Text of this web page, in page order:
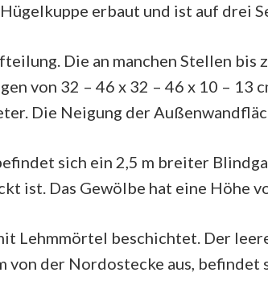
erbaut und ist auf drei
Die an manchen Stellen
von 32 – 46 x 32 – 46 x 10 – 13
Die Neigung der
sich ein 2,5 m breiter
ist. Das Gewölbe hat eine Höhe
Lehmmörtel beschichtet. Der
von der Nordostecke aus,